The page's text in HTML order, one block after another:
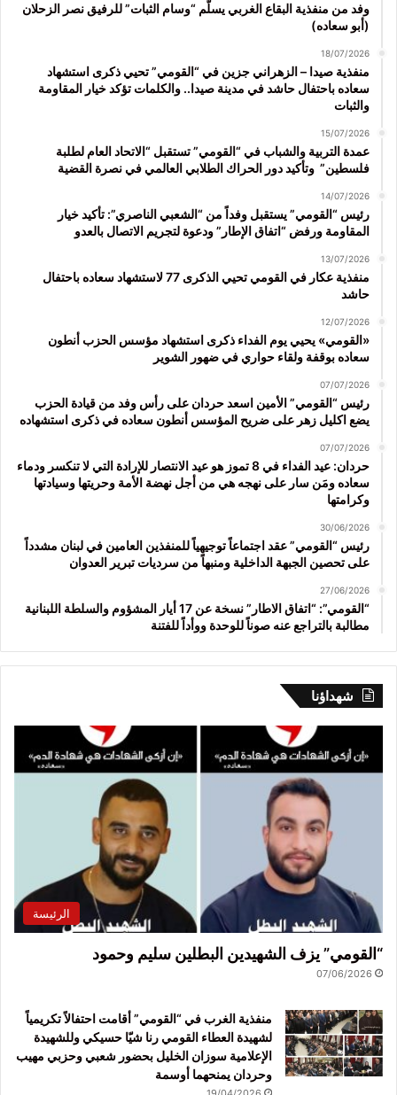
وفد من منفذية البقاع الغربي يسلّم “وسام الثبات” للرفيق نصر الزحلان
(أبو سعاده)
18/07/2026
منفذية صيدا – الزهراني جزين في “القومي” تحيي ذكرى استشهاد
سعاده باحتفال حاشد في مدينة صيدا.. والكلمات تؤكد خيار المقاومة
والثبات
15/07/2026
عمدة التربية والشباب في “القومي” تستقبل “الاتحاد العام لطلبة
فلسطين” وتأكيد دور الحراك الطلابي العالمي في نصرة القضية
14/07/2026
رئيس “القومي” يستقبل وفداً من “الشعبي الناصري”: تأكيد خيار
المقاومة ورفض “اتفاق الإطار” ودعوة لتجريم الاتصال بالعدو
13/07/2026
منفذية عكار في القومي تحيي الذكرى 77 لاستشهاد سعاده باحتفال
حاشد
12/07/2026
«القومي» يحيي يوم الفداء ذكرى استشهاد مؤسس الحزب أنطون
سعاده بوقفة ولقاء حواري في ضهور الشوير
07/07/2026
رئيس “القومي” الأمين اسعد حردان على رأس وفد من قيادة الحزب
يضع اكليل زهر على ضريح المؤسس أنطون سعاده في ذكرى استشهاده
07/07/2026
حردان: عيد الفداء في 8 تموز هو عيد الانتصار للإرادة التي لا تنكسر ودماء
سعاده ومَن سار على نهجه هي من أجل نهضة الأمة وحريتها وسيادتها
وكرامتها
30/06/2026
رئيس “القومي” عقد اجتماعاً توجيهياً للمنفذين العامين في لبنان مشدداً
على تحصين الجبهة الداخلية ومنبهاً من سرديات تبرير العدوان
27/06/2026
“القومي”: “اتفاق الاطار” نسخة عن 17 أيار المشؤوم والسلطة اللبنانية
مطالبة بالتراجع عنه صوناً للوحدة ووأداً للفتنة
شهداؤنا
الرئيسة
“القومي” يزف الشهيدين البطلين سليم وحمود
07/06/2026
منفذية الغرب في “القومي” أقامت احتفالاً تكريمياً
لشهيدة العطاء القومي رنا شيّا حسيكي وللشهيدة
الإعلامية سوزان الخليل بحضور شعبي وحزبي مهيب
وحردان يمنحهما أوسمة